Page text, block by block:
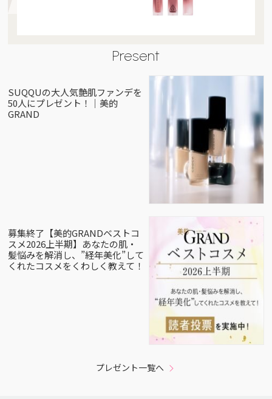
Present
SUQQUの大人気艶肌ファンデを
50人にプレゼント！｜美的
GRAND
募集終了【美的GRANDベストコ
スメ2026上半期】あなたの肌・
髪悩みを解消し、”経年美化”して
くれたコスメをくわしく教えて！
プレゼント一覧へ